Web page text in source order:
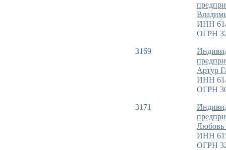
ИНН
ОГРН
3169
Артур
ИНН
ОГРН
3171
Любовь
ИНН
ОГРН